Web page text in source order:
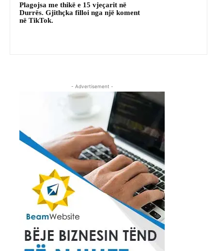
Plagojsa me thikë e 15 vjeçarit në
Durrës. Gjithçka filloi nga një koment
në TikTok.
- Advertisement -